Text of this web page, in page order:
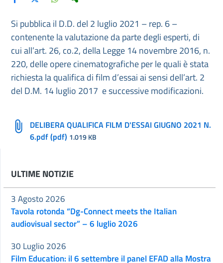
Si pubblica il D.D. del 2 luglio 2021 – rep. 6 –
contenente la valutazione da parte degli esperti, di
cui all’art. 26, co.2, della Legge 14 novembre 2016, n.
220, delle opere cinematografiche per le quali è stata
richiesta la qualifica di film d’essai ai sensi dell’art. 2
del D.M. 14 luglio 2017 e successive modificazioni.
DELIBERA QUALIFICA FILM D'ESSAI GIUGNO 2021 N.
6.pdf (pdf) 1.019 KB
ULTIME NOTIZIE
Tavola rotonda “Dg-Connect meets the Italian
audiovisual sector” – 6 luglio 2026
3 Agosto 2026
Film Education: il 6 settembre il panel EFAD alla Mostra
30 Luglio 2026